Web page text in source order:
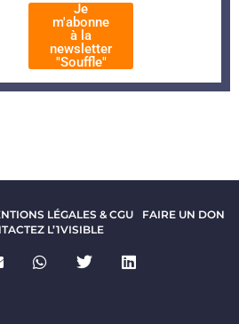
Je
m'abonne
à la
newsletter
"Souffle"
LÉGALES & CGU
FAIRE UN DON
L’1VISIBLE